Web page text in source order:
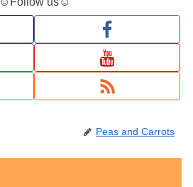
Peas and Carrots